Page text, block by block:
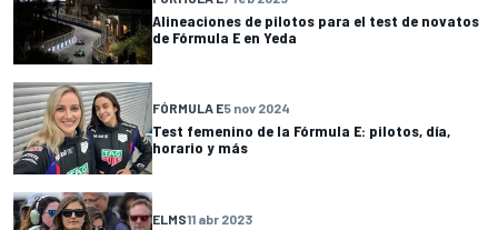
Alineaciones de pilotos para el test de novatos
de Fórmula E en Yeda
FÓRMULA E5 nov 2024
Test femenino de la Fórmula E: pilotos, día,
horario y más
ELMS11 abr 2023